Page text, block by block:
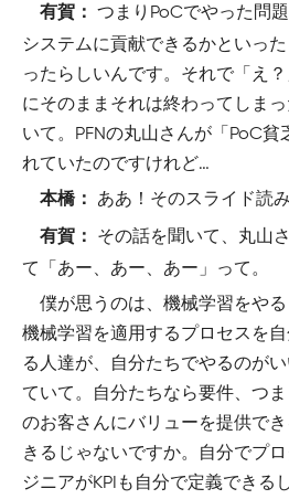
有賀：
つまりPoCでやった問
システムに貢献できるかといっ
ったらしいんです。それで「え
にそのままそれは終わってしま
いて。PFNの丸山さんが「PoC貧
れていたのですけれど…
本橋： ああ！そのスライド読
有賀：
その話を聞いて、丸山
て「あー、あー、あー」って。
僕が思うのは、機械学習をや
機械学習を適用するプロセスを
る人達が、自分たちでやるのが
ていて。自分たちなら要件、つ
のお客さんにバリューを提供で
きるじゃないですか。自分でプ
ジニアがKPIも自分で定義できる